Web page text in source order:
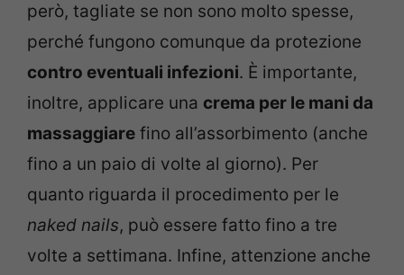
però, tagliate se non sono molto spesse,
perché fungono comunque da protezione
contro eventuali infezioni. È importante,
inoltre, applicare una crema per le mani da
massaggiare fino all’assorbimento (anche
fino a un paio di volte al giorno). Per
quanto riguarda il procedimento per le
naked nails, può essere fatto fino a tre
volte a settimana. Infine, attenzione anche